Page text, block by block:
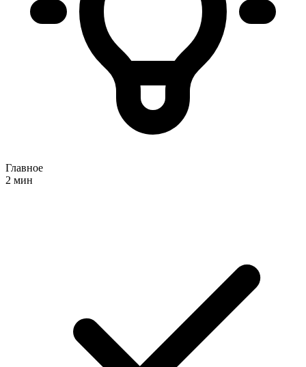
Главное
2 мин